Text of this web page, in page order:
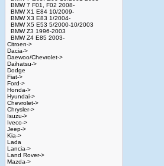
BMW 7 F01, F02 2008-
BMW X1 E84 10/2009-
BMW X3 E83 1/2004-
BMW X5 E53 5/2000-10/2003
BMW Z3 1996-2003
BMW Z4 E85 2003-
Citroen->
Dacia->
Daewoo/Chevrolet->
Daihatsu->
Dodge
Fiat->
Ford->
Honda->
Hyundai->
Chevrolet->
Chrysler->
Isuzu->
Iveco->
Jeep->
Kia->
Lada
Lancia->
Land Rover->
Mazda->